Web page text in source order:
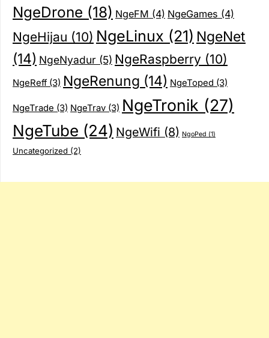
NgeDrone (18) NgeFM (4) NgeGames (4)
NgeHijau (10) NgeLinux (21) NgeNet
(14) NgeNyadur (5) NgeRaspberry (10)
NgeReff (3) NgeRenung (14) NgeToped (3)
NgeTrade (3) NgeTrav (3) NgeTronik (27)
NgeTube (24) NgeWifi (8) NgoPed (1)
Uncategorized (2)